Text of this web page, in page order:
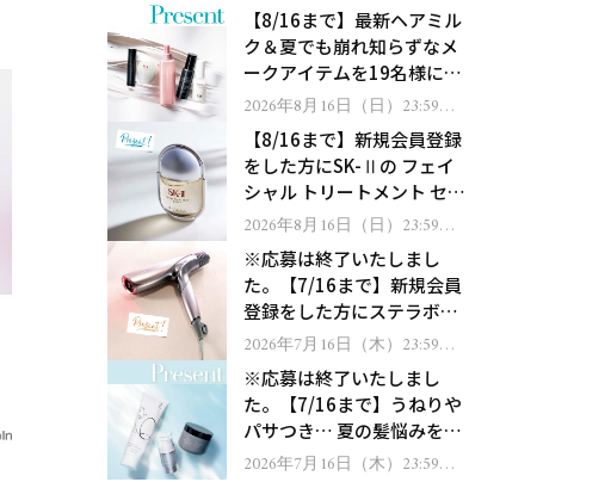
処！
【8/16まで】最新ヘアミル
ク＆夏でも崩れ知らずなメ
ークアイテムを19名様にプ
レゼント！
2026年8月16日（日）23:59ま
で【8/16まで】新規会員登録
をした方にSK-Ⅱの フェイ
シャル トリートメント セラ
ムをプレゼント！
2026年8月16日（日）23:59ま
※応募は終了いたしまし
た。【7/16まで】新規会員
登録をした方にステラボー
テのシャインリバース ヘア
ゼント！
2026年7月16日（木）23:59ま
※応募は終了いたしまし
た。【7/16まで】うねりや
パサつき… 夏の髪悩みを解
消するヘアケアアイテムを
2026年7月16日（木）23:59ま